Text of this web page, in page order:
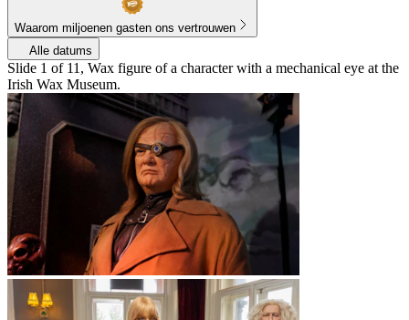
Waarom miljoenen gasten ons vertrouwen
Alle datums
Slide 1 of 11, Wax figure of a character with a mechanical eye at the
Irish Wax Museum.